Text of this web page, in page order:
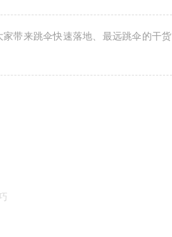
带来跳伞快速落地、最远跳伞的干货